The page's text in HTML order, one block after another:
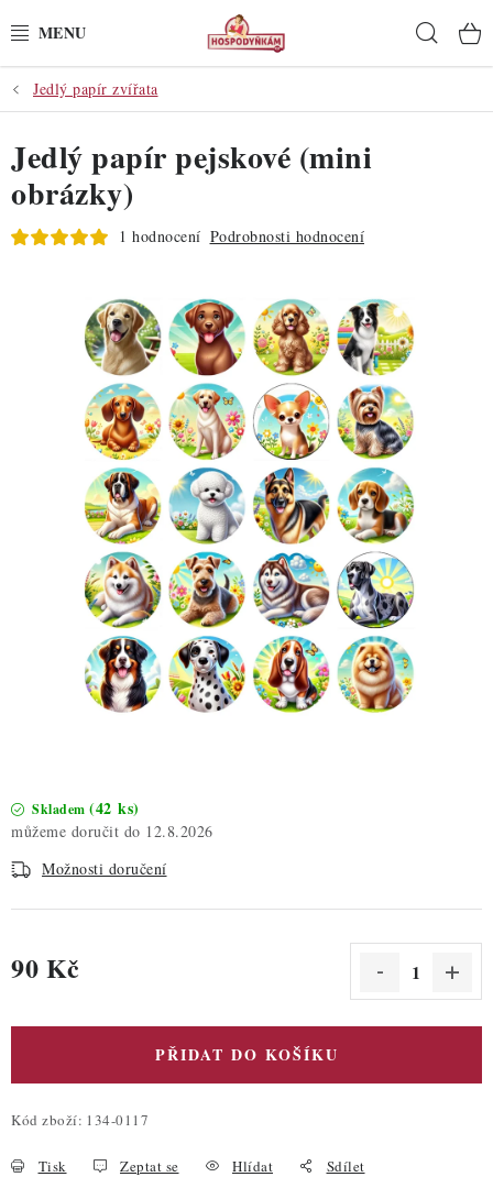
na
POTŘEBY
POMŮCKY
SUROVINY
PRO OSLAVY
DO KUCHYNĚ
POCHUTINY
ZDRAVÉ PEČENÍ
DÁRKOVÉ POUKAZY
TÉMATICKÉ PRODUKTY
PROFI BALENÍ
Nepřevzetí zásilky na dobírku
Hodnocení obchodu
Podmínky ochrany osobních údajů
Jedlý papír zvířata
Skladem (42 ks)
12.8.2026
Možnosti doručení
90 Kč
PŘIDAT DO KOŠÍKU
Kód zboží: 134-0117
Tisk Zeptat se Hlídat Sdílet
Jedlý papír pejskové (mini
obrázky)
1 hodnocení Podrobnosti hodnocení